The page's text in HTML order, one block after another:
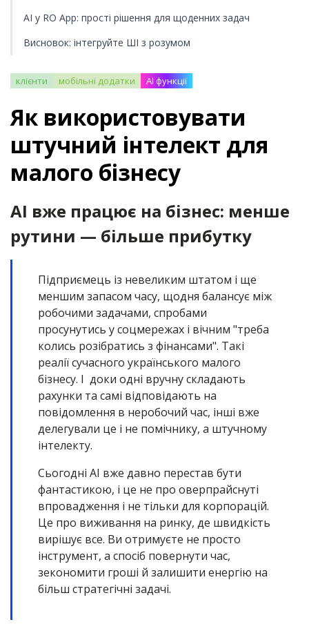
AI у RO App: прості рішення для щоденних задач
Висновок: інтегруйте ШІ з розумом
клієнти мобільні додатки AI функції
Як використовувати
штучний інтелект для
малого бізнесу
AI вже працює на бізнес: менше
рутини — більше прибутку
Підприємець із невеликим штатом і ще
меншим запасом часу, щодня балансує між
робочими задачами, спробами
просунутись у соцмережах і вічним "треба
колись розібратись з фінансами". Такі
реалії сучасного українського малого
бізнесу. І доки одні вручну складають
рахунки та самі відповідають на
повідомлення в неробочий час, інші вже
делегували це і не помічнику, а штучному
інтелекту.
Сьогодні AI вже давно перестав бути
фантастикою, і це не про оверпрайснуті
впровадження і не тільки для корпорацій.
Це про виживання на ринку, де швидкість
вирішує все. Ви отримуєте не просто
інструмент, а спосіб повернути час,
зекономити гроші й залишити енергію на
більш стратегічні задачі.